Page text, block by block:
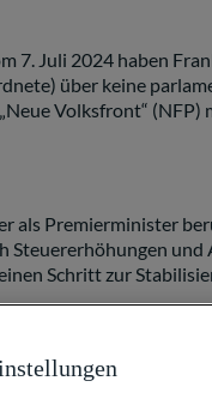
7. Juli 2024 haben
über keine
Volksfront“
als Premierminister
Schritt zur
mit
aber durch ein
bei
von links und rechts